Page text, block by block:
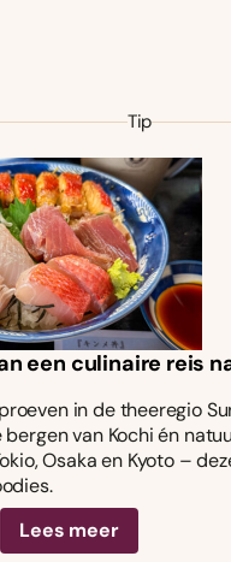
Tip
een culinaire reis
in de theeregio
bergen van Kochi én
Osaka en Kyoto –
Lees meer